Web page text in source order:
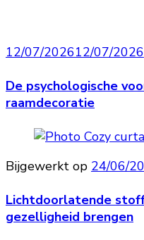
12/07/202612/07/2026
De psychologische
raamdecoratie
Bijgewerkt op 24/06/
Lichtdoorlatende
gezelligheid brengen